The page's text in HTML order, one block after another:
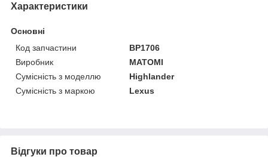
Характеристики
Основні
Код запчастини
BP1706
Виробник
MATOMI
Сумісність з моделлю
Highlander
Сумісність з маркою
Lexus
Відгуки про товар